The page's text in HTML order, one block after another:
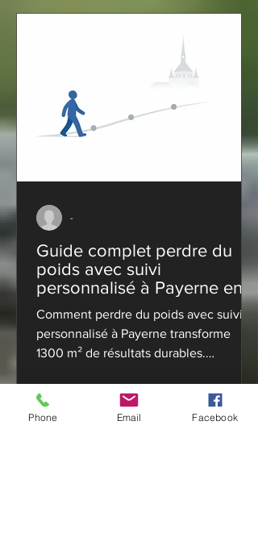
Guide complet perdre du
poids avec suivi
personnalisé à Payerne en
2026
Comment perdre du poids avec suivi
personnalisé à Payerne transforme
1300 m² de résultats durables.
Démarrez maintenant!
-
Phone Email Facebook